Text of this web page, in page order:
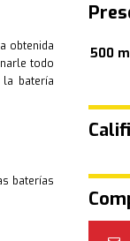
obtenida
todo
batería
baterías
500